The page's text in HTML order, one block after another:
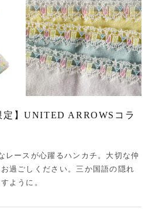
定】UNITED ARROWSコラ
レースが心躍るハンカチ。大切な仲
過ごしください。三か国語の隠れ
ように。